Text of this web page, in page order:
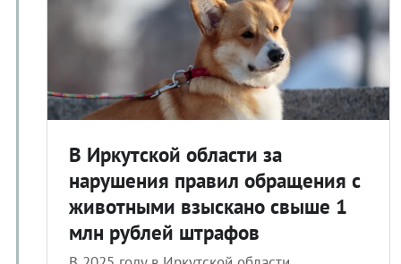
В Иркутской области за
нарушения правил обращения с
животными взыскано свыше 1
млн рублей штрафов